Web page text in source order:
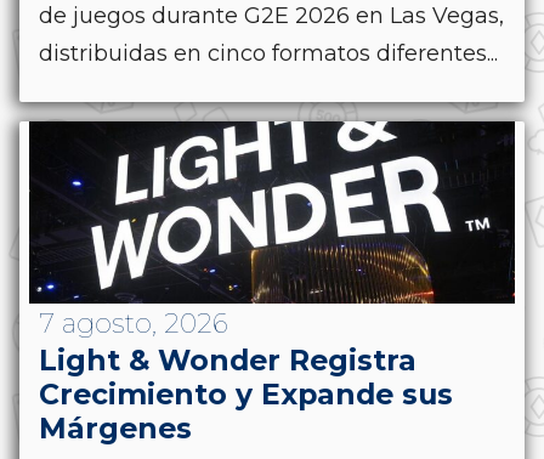
de juegos durante G2E 2026 en Las Vegas,
distribuidas en cinco formatos diferentes...
7 agosto, 2026
Light & Wonder Registra
Crecimiento y Expande sus
Márgenes